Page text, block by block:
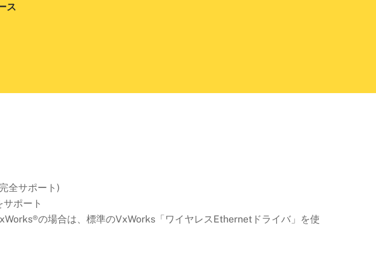
ス
全サポート)
ポート
の場合は、標準のVxWorks「ワイヤレスEthernetドライバ」を使